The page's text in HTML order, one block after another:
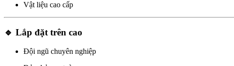
Vật liệu cao cấp
🔹 Lắp đặt trên cao
Đội ngũ chuyên nghiệp